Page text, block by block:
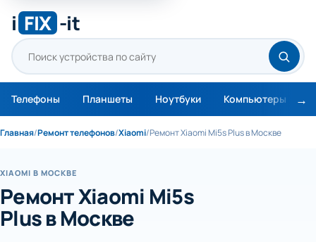
i FIX -it
Телефоны Планшеты Ноутбуки Компьютеры
Главная/Ремонт телефонов/Xiaomi/Ремонт Xiaomi Mi5s Plus в Москве
XIAOMI В МОСКВЕ
Ремонт Xiaomi Mi5s
Plus в Москве